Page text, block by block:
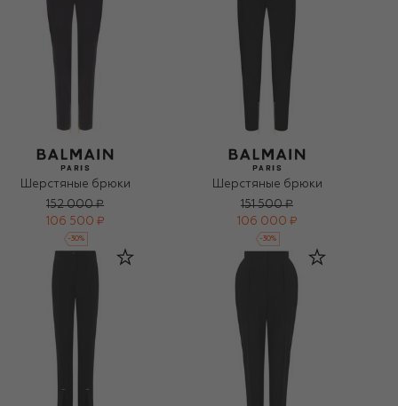
Шерстяные брюки
152 000 ₽
106 500 ₽
-30%
Шерстяные брюки
151 500 ₽
106 000 ₽
-30%